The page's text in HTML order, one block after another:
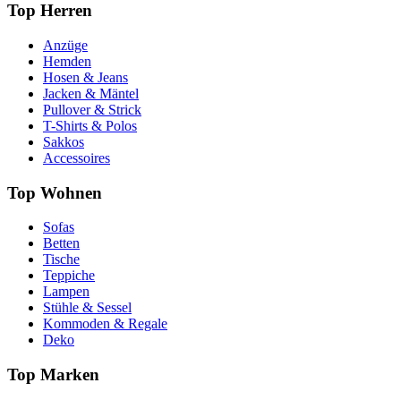
Top Herren
Anzüge
Hemden
Hosen & Jeans
Jacken & Mäntel
Pullover & Strick
T-Shirts & Polos
Sakkos
Accessoires
Top Wohnen
Sofas
Betten
Tische
Teppiche
Lampen
Stühle & Sessel
Kommoden & Regale
Deko
Top Marken